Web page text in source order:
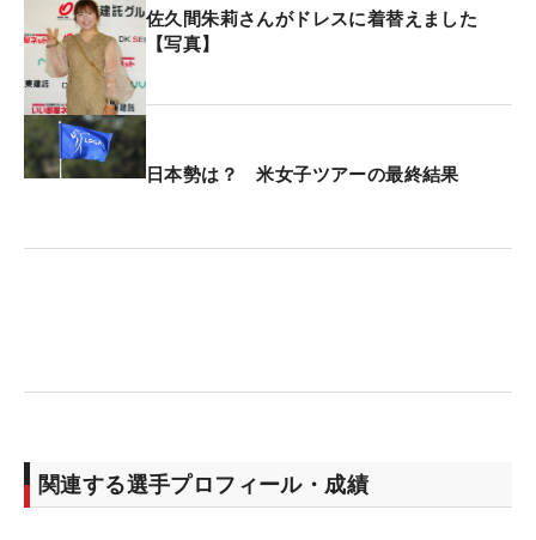
じめ後続に差を詰められていた。しかし、今回メジ
ャー大会での2位で240ptを加算。「3日間大会の優
勝（200pt）よりも多いし…ラッキー！」と、明る
く、かわいらしいリアクションで喜んだ。MR2位の
神谷そらも大会4位で112.8ptを上積みしたが、その
差を323.59ptに広げた。
佐久間朱莉さんがドレスに着替えました
【写真】
日本勢は？ 米女子ツアーの最終結果
関連する選手プロフィール・成績